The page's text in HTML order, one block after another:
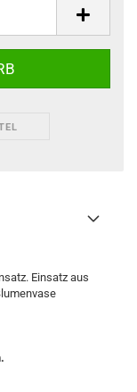
Einsatz aus